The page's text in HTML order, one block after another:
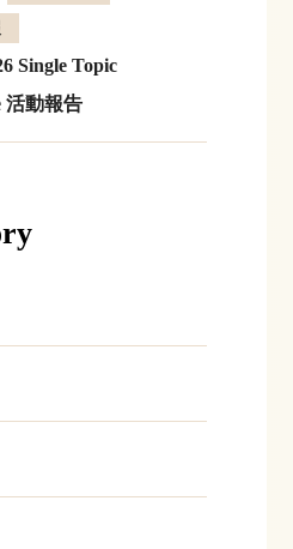
Single Topic
活動報告